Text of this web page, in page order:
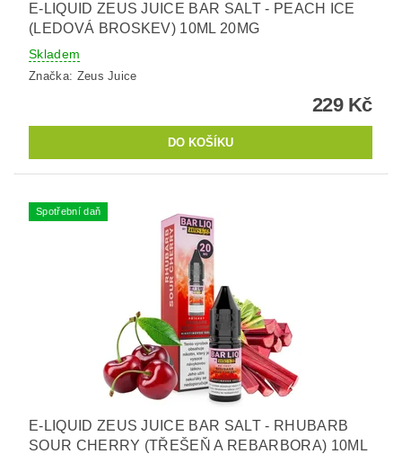
E-LIQUID ZEUS JUICE BAR SALT - PEACH ICE
(LEDOVÁ BROSKEV) 10ML 20MG
Skladem
Značka: Zeus Juice
229 Kč
Spotřební daň
E-LIQUID ZEUS JUICE BAR SALT - RHUBARB
SOUR CHERRY (TŘEŠEŇ A REBARBORA) 10ML